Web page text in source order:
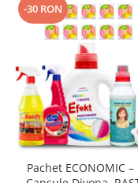
-30 RON
Pachet ECONOMIC –